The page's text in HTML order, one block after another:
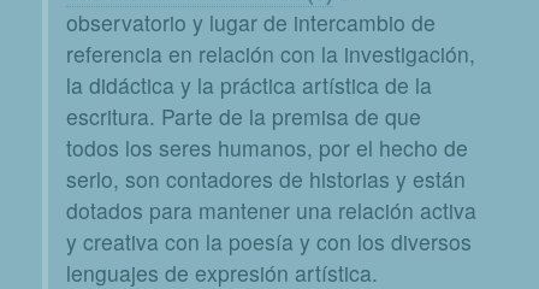
observatorio y lugar de intercambio de
referencia en relación con la investigación,
la didáctica y la práctica artística de la
escritura. Parte de la premisa de que
todos los seres humanos, por el hecho de
serlo, son contadores de historias y están
dotados para mantener una relación activa
y creativa con la poesía y con los diversos
lenguajes de expresión artística.